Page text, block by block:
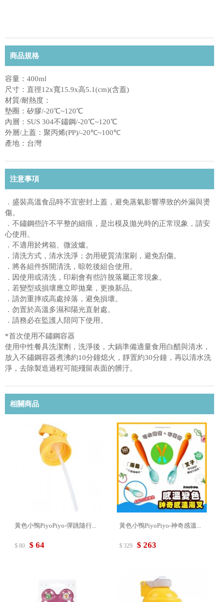
商品規格
容量：400ml
尺寸：直徑12x寬15.9x高5.1(cm)(含蓋)
材質/耐熱度：
墊圈：矽膠/-20℃~120℃
內層：SUS 304不鏽鋼/-20℃~120℃
外層/上蓋：聚丙烯(PP)/-20℃~100℃
產地：台灣
注意事項
．盛裝高溫食品時不宜密封上蓋，避免蒸氣影響導致的外漏與燙
傷。
．不鏽鋼些許不平整的細痕，是出模及拋光時的正常現象，請安
心使用。
．不適用於烤箱、微波爐。
．清洗方式，清水洗淨；勿用硬質清潔刷，避免刮傷。
．將各組件拆開清洗，晾乾後組合使用。
．因使用或清洗，印刷會有些許脫落屬正常現象。
．若變型或損壞應立即拋棄，更換新品。
．請勿重摔或高處掉落，避免損壞。
．勿置於高溫多濕和陽光直射處。
．請務必在監護人陪同下使用。
*首次使用不鏽鋼容器
使用中性餐具洗潔劑，洗淨後，大鍋準備適量食用白醋與清水，
放入不鏽鋼容器煮沸約10分鐘熄火，靜置約30分鐘，再以清水洗
淨，去除製造過程可能殘留表面的髒汙。
相關商品
黃色小鴨PiyoPiyo-彈跳隨行...
$ 80 $ 64
黃色小鴨PiyoPiyo-神奇感溫...
$ 329 $ 263